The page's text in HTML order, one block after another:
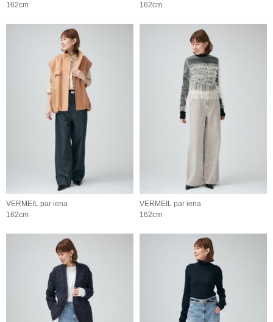
162cm
162cm
VERMEIL par iena
162cm
VERMEIL par iena
162cm